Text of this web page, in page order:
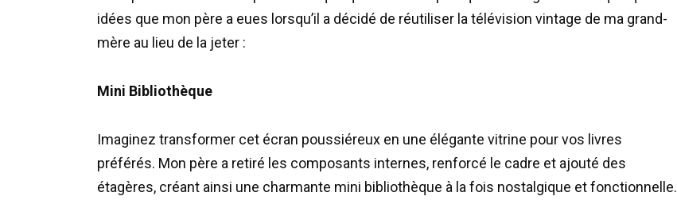
idées que mon père a eues lorsqu’il a décidé de réutiliser la télévision vintage de ma grand-
mère au lieu de la jeter :
Mini Bibliothèque
Imaginez transformer cet écran poussiéreux en une élégante vitrine pour vos livres
préférés. Mon père a retiré les composants internes, renforcé le cadre et ajouté des
étagères, créant ainsi une charmante mini bibliothèque à la fois nostalgique et fonctionnelle.